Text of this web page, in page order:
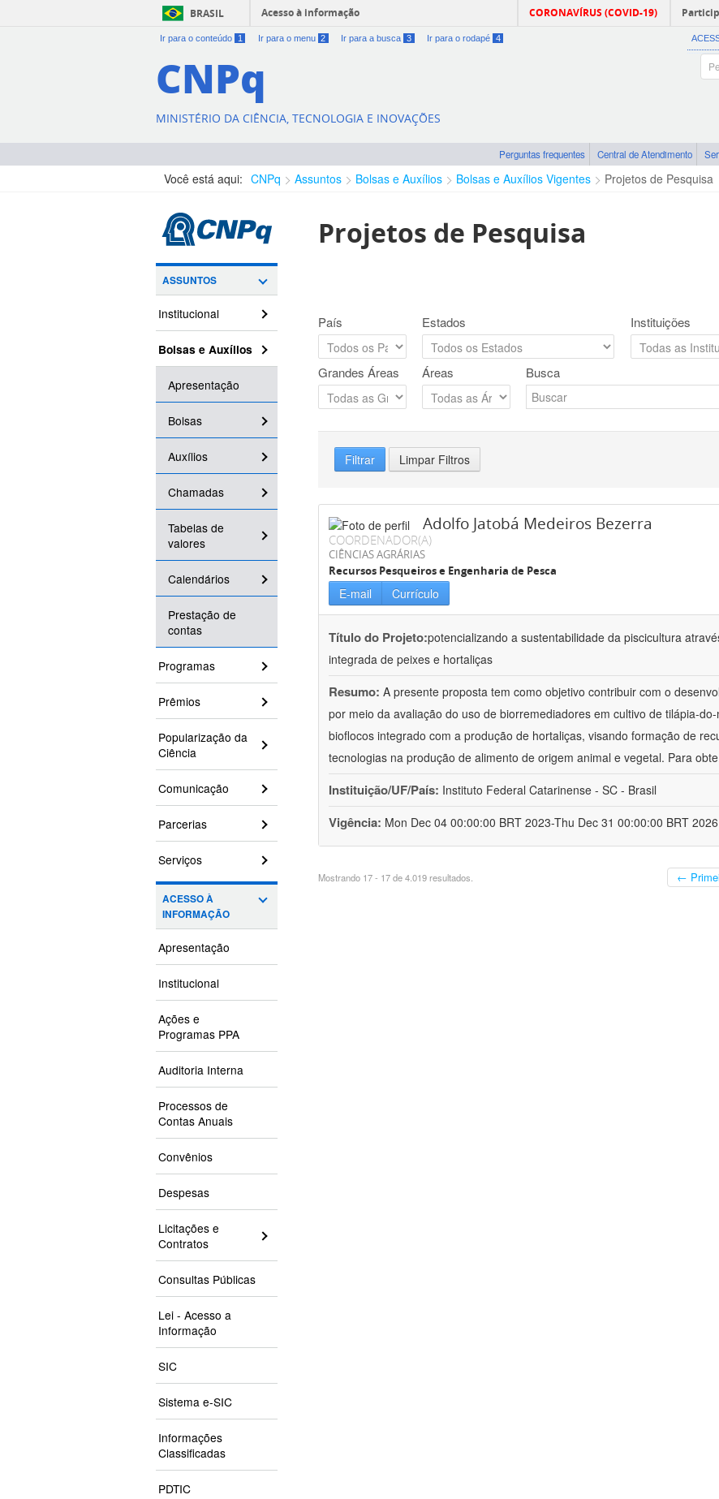
BRASIL Acesso à informação CORONAVÍRUS (COVID-19)
Ir para o conteúdo 1 Ir para o menu 2 Ir para a busca 3 Ir para o rodapé 4
CNPq
MINISTÉRIO DA CIÊNCIA, TECNOLOGIA E INOVAÇÕES
Perguntas frequentes Central de Atendimento
Você está aqui: CNPq Assuntos Bolsas e Auxílios Bolsas e Auxílios Vigentes Projetos de Pesquisa
ASSUNTOS
Institucional
Bolsas e Auxílios
Apresentação
Bolsas
Auxílios
Chamadas
Tabelas de
valores
Calendários
Prestação de
contas
Programas
Prêmios
Popularização da
Ciência
Comunicação
Parcerias
Serviços
ACESSO À
INFORMAÇÃO
Apresentação
Institucional
Ações e
Programas PPA
Auditoria Interna
Processos de
Contas Anuais
Convênios
Despesas
Licitações e
Contratos
Consultas Públicas
Lei - Acesso a
Informação
SIC
Sistema e-SIC
Informações
Classificadas
PDTIC
Projetos de Pesquisa
País Estados Instituições
Grandes Áreas Áreas Busca
Filtrar Limpar Filtros
Adolfo Jatobá Medeiros Bezerra
COORDENADOR(A)
CIÊNCIAS AGRÁRIAS
Recursos Pesqueiros e Engenharia de Pesca
E-mail Currículo
Título do Projeto:potencializando a sustentabilidade da piscicultura
integrada de peixes e hortaliças
Resumo: A presente proposta tem como objetivo contribuir com o
por meio da avaliação do uso de biorremediadores em cultivo de tilápia-
bioflocos integrado com a produção de hortaliças, visando formação de
tecnologias na produção de alimento de origem animal e vegetal. Para obte
Instituição/UF/País: Instituto Federal Catarinense - SC - Brasil
Vigência: Mon Dec 04 00:00:00 BRT 2023-Thu Dec 31 00:00:00 BRT 2026
Mostrando 17 - 17 de 4.019 resultados. ←